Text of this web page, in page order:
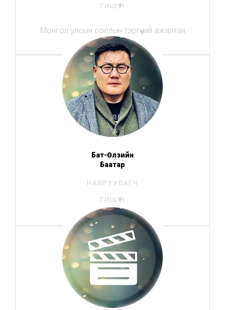
ГИШҮҮН
Монгол улсын соёлын тэргүүний ажилтан
Бат-Өлзийн
Баатар
НАЙРУУЛАГЧ
ГИШҮҮН